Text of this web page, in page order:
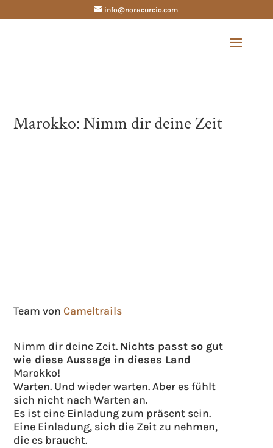
info@noracurcio.com
Marokko: Nimm dir deine Zeit
Team von Cameltrails
Nimm dir deine Zeit. Nichts passt so gut
wie diese Aussage in dieses Land
Marokko!
Warten. Und wieder warten. Aber es fühlt
sich nicht nach Warten an.
Es ist eine Einladung zum präsent sein.
Eine Einladung, sich die Zeit zu nehmen,
die es braucht.